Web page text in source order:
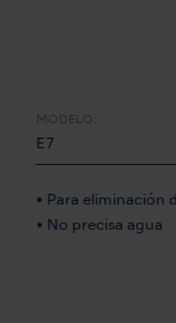
MODELO:
E7
• Para eliminación
• No precisa agua